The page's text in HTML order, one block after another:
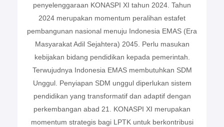
penyelenggaraan KONASPI XI tahun 2024. Tahun
2024 merupakan momentum peralihan estafet
pembangunan nasional menuju Indonesia EMAS (Era
Masyarakat Adil Sejahtera) 2045. Perlu masukan
kebijakan bidang pendidikan kepada pemerintah.
Terwujudnya Indonesia EMAS membutuhkan SDM
Unggul. Penyiapan SDM unggul diperlukan sistem
pendidikan yang transformatif dan adaptif dengan
perkembangan abad 21. KONASPI XI merupakan
momentum strategis bagi LPTK untuk berkontribusi